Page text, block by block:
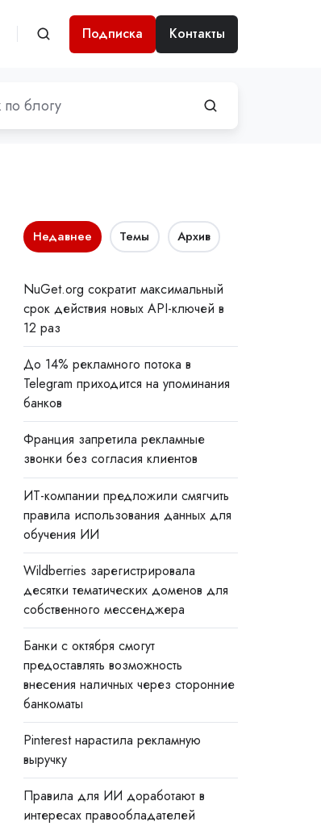
Подписка Контакты
Недавнее Темы Архив
NuGet.org сократит максимальный
срок действия новых API-ключей в
12 раз
До 14% рекламного потока в
Telegram приходится на упоминания
банков
Франция запретила рекламные
звонки без согласия клиентов
ИТ-компании предложили смягчить
правила использования данных для
обучения ИИ
Wildberries зарегистрировала
десятки тематических доменов для
собственного мессенджера
Банки с октября смогут
предоставлять возможность
внесения наличных через сторонние
банкоматы
Pinterest нарастила рекламную
выручку
Правила для ИИ доработают в
интересах правообладателей